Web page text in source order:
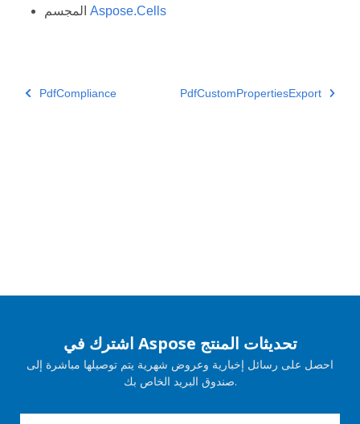
Aspose.Cells
PdfCompliance PdfCustomPropertiesExport
اشترك في Aspose تحديثات المنتج
احصل على رسائل إخبارية وعروض شهرية يتم توصيلها مباشرة إلى
صندوق البريد الخاص بك.